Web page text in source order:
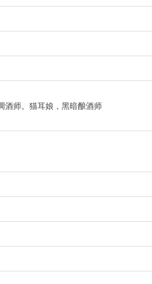
酒师。猫耳娘，黑暗酿酒师